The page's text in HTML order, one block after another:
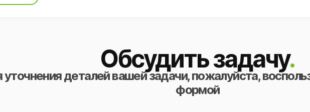
Обсудить задачу.
уточнения деталей вашей задачи, пожалуйста,
формой